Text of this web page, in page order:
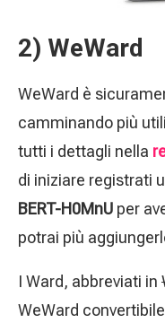
2) WeWard
WeWard è
camminando più
tutti i dettagli nella
di iniziare registrati
BERT-H0MnU per
potrai più
I Ward, abbreviati in
WeWard